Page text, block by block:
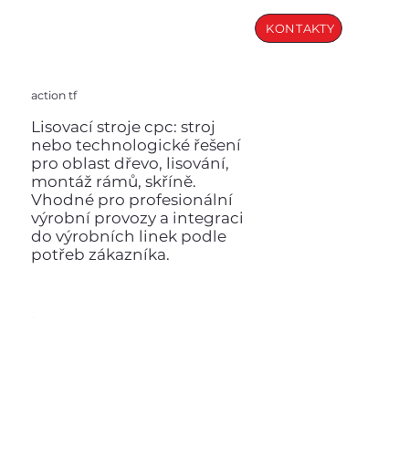
KONTAKTY
action tf
Lisovací stroje cpc: stroj
nebo technologické řešení
pro oblast dřevo, lisování,
montáž rámů, skříně.
Vhodné pro profesionální
výrobní provozy a integraci
do výrobních linek podle
potřeb zákazníka.